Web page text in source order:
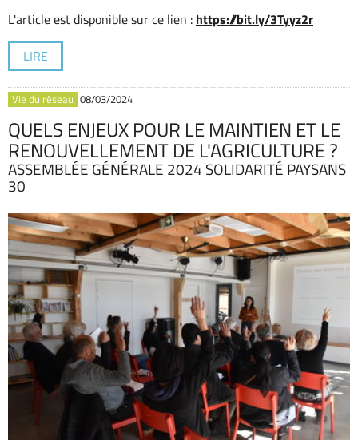
L'article est disponible sur ce lien : https://bit.ly/3Tyyz2r
LIRE
Vie du réseau 08/03/2024
QUELS ENJEUX POUR LE MAINTIEN ET LE
RENOUVELLEMENT DE L'AGRICULTURE ?
ASSEMBLÉE GÉNÉRALE 2024 SOLIDARITÉ PAYSANS
30